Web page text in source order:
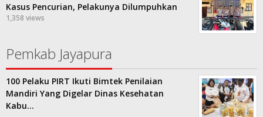
Kasus Pencurian, Pelakunya Dilumpuhkan
1,358 views
Pemkab Jayapura
100 Pelaku PIRT Ikuti Bimtek Penilaian
Mandiri Yang Digelar Dinas Kesehatan
Kabu…